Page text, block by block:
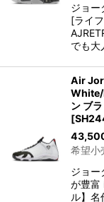
ジョー
[ライ
でも
Air
White/
ン ブ
[
希望小
ジョー
が豊富
ル】